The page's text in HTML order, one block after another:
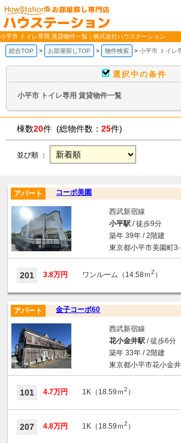
/mobile_img/
小平市 トイレ専用 賃貸物件一覧｜株式会社ハウステーション
総合TOP お部屋探しTOP 物件検索 小平市 トイレ
選択中の条件
小平市 トイレ専用 賃貸物件一覧
棟数20件 (総物件数： 25件)
並び順 ：
コーポ美園
アパート
西武新宿線
小平駅/ 徒歩9分
築年 39年 / 2階建
東京都小平市美園町3-
201 3.8万円 ワンルーム（14.58ｍ2 ）
金子コーポ60
アパート
西武新宿線
花小金井駅/ 徒歩6分
築年 33年 / 2階建
東京都小平市花小金
101 4.7万円 1K（18.59ｍ2 ）
207 4.8万円 1K（18.59ｍ2 ）